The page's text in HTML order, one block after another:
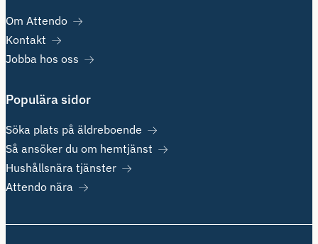
Om Attendo
Kontakt
Jobba hos oss
Populära sidor
Söka plats på äldreboende
Så ansöker du om hemtjänst
Hushållsnära tjänster
Attendo nära